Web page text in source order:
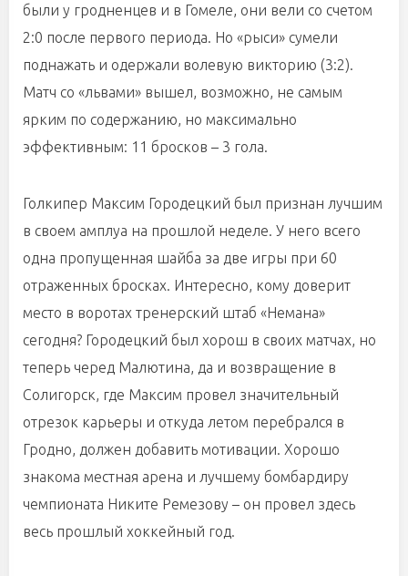
были у гродненцев и в Гомеле, они вели со счетом
2:0 после первого периода. Но «рыси» сумели
поднажать и одержали волевую викторию (3:2).
Матч со «львами» вышел, возможно, не самым
ярким по содержанию, но максимально
эффективным: 11 бросков – 3 гола.
Голкипер Максим Городецкий был признан лучшим
в своем амплуа на прошлой неделе. У него всего
одна пропущенная шайба за две игры при 60
отраженных бросках. Интересно, кому доверит
место в воротах тренерский штаб «Немана»
сегодня? Городецкий был хорош в своих матчах, но
теперь черед Малютина, да и возвращение в
Солигорск, где Максим провел значительный
отрезок карьеры и откуда летом перебрался в
Гродно, должен добавить мотивации. Хорошо
знакома местная арена и лучшему бомбардиру
чемпионата Никите Ремезову – он провел здесь
весь прошлый хоккейный год.